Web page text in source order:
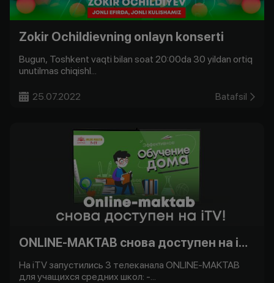
Zokir Ochildievning onlayn konserti
Bugun, Toshkent vaqti bilan soat 20:00da 30 yildan ortiq
unutilmas chiqishl...
25.07.2022 Batafsil
ONLINE-MAKTAB снова доступен на iTV!
На iTV запустились 3 телеканала ONLINE-MAKTAB
для учащихся средних школ: -...